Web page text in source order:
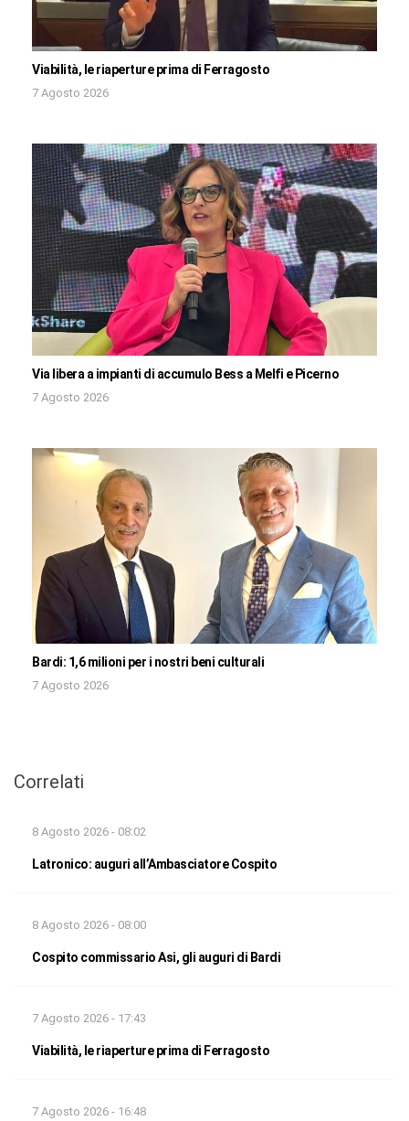
Viabilità, le riaperture prima di Ferragosto
7 Agosto 2026
Via libera a impianti di accumulo Bess a Melfi e Picerno
7 Agosto 2026
Bardi: 1,6 milioni per i nostri beni culturali
7 Agosto 2026
Correlati
8 Agosto 2026 - 08:02
Latronico: auguri all’Ambasciatore Cospito
8 Agosto 2026 - 08:00
Cospito commissario Asi, gli auguri di Bardi
7 Agosto 2026 - 17:43
Viabilità, le riaperture prima di Ferragosto
7 Agosto 2026 - 16:48